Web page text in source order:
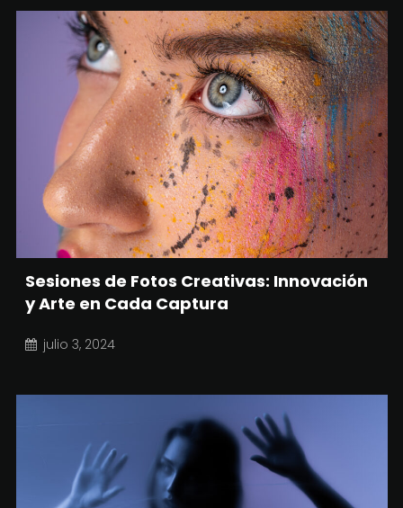
Sesiones de Fotos Creativas: Innovación
y Arte en Cada Captura
julio 3, 2024